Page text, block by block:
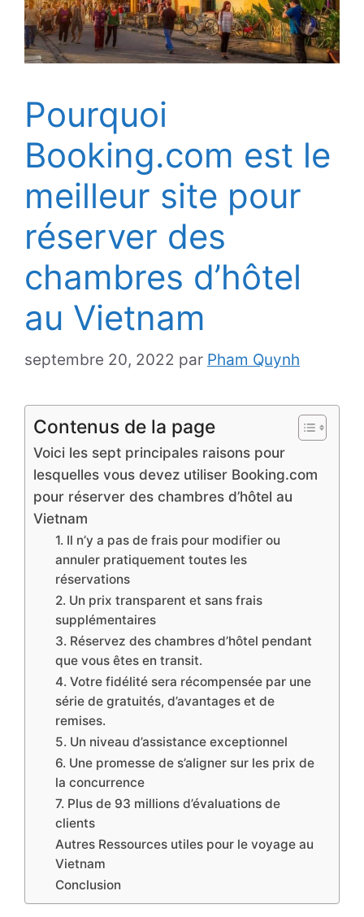
Pourquoi
Booking.com est le
meilleur site pour
réserver des
chambres d’hôtel
au Vietnam
septembre 20, 2022 par Pham Quynh
Contenus de la page
Voici les sept principales raisons pour
lesquelles vous devez utiliser Booking.com
pour réserver des chambres d’hôtel au
Vietnam
1. Il n’y a pas de frais pour modifier ou
annuler pratiquement toutes les
réservations
2. Un prix transparent et sans frais
supplémentaires
3. Réservez des chambres d’hôtel pendant
que vous êtes en transit.
4. Votre fidélité sera récompensée par une
série de gratuités, d’avantages et de
remises.
5. Un niveau d’assistance exceptionnel
6. Une promesse de s’aligner sur les prix de
la concurrence
7. Plus de 93 millions d’évaluations de
clients
Autres Ressources utiles pour le voyage au
Vietnam
Conclusion